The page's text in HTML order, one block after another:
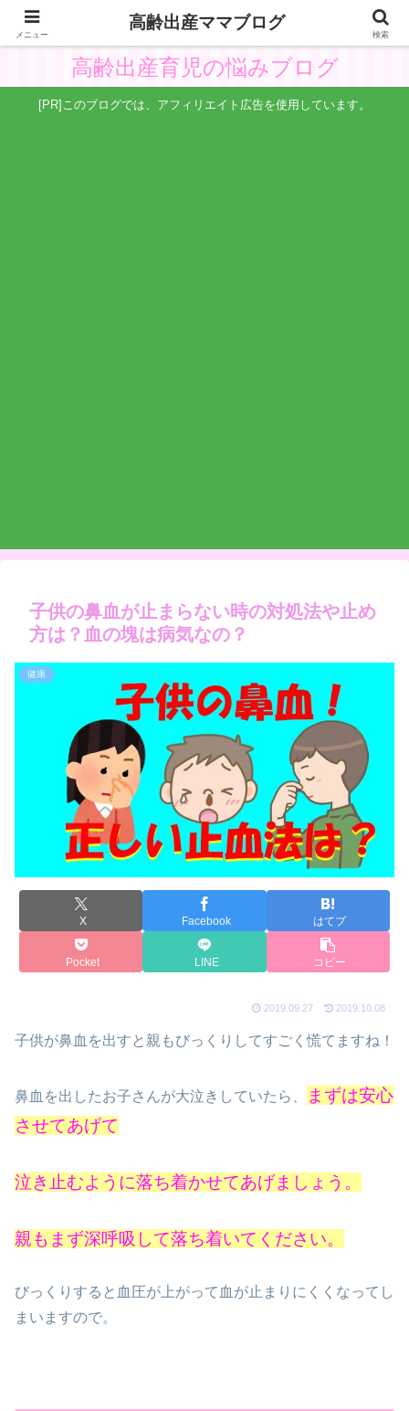
高齢出産の体験と悩みから子供主体の育児を考察
高齢出産育児の悩みブログ
[PR]このブログでは、アフィリエイト広告を使用しています。
子供の鼻血が止まらない時の対処法や止め
方は？血の塊は病気なの？
健康
X Facebook はてブ
Pocket LINE コピー
2019.09.27 2019.10.08
子供が鼻血を出すと親もびっくりしてすごく慌てますね！
鼻血を出したお子さんが大泣きしていたら、
まずは安心
させてあげて
泣き止むように落ち着かせてあげましょう。
親もまず深呼吸して落ち着いてください。
びっくりすると血圧が上がって血が止まりにくくなってし
まいますので。
メニュー
高齢出産ママブログ
検索